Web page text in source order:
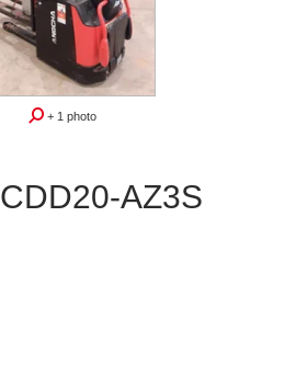
+ 1 photo
CDD20-AZ3S